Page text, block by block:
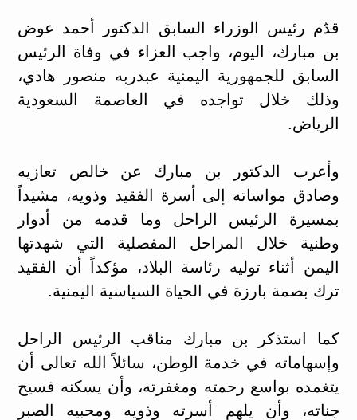
قدّم رئيس الوزراء السابق الدكتور أحمد عوض
بن مبارك، اليوم، واجب العزاء في وفاة الرئيس
السابق للجمهورية اليمنية عبدربه منصور هادي،
وذلك خلال تواجده في العاصمة السعودية
الرياض.
وأعرب الدكتور بن مبارك عن خالص تعازيه
وصادق مواساته إلى أسرة الفقيد وذويه، مشيداً
بمسيرة الرئيس الراحل وما قدمه من أدوار
وطنية خلال المراحل المفصلية التي شهدتها
اليمن أثناء توليه رئاسة البلاد، مؤكداً أن الفقيد
ترك بصمة بارزة في الحياة السياسية اليمنية.
كما استذكر بن مبارك مناقب الرئيس الراحل
وإسهاماته في خدمة الوطن، سائلاً الله تعالى أن
يتغمده بواسع رحمته ومغفرته، وأن يسكنه فسيح
جناته، وأن يلهم أسرته وذويه ومحبيه الصبر